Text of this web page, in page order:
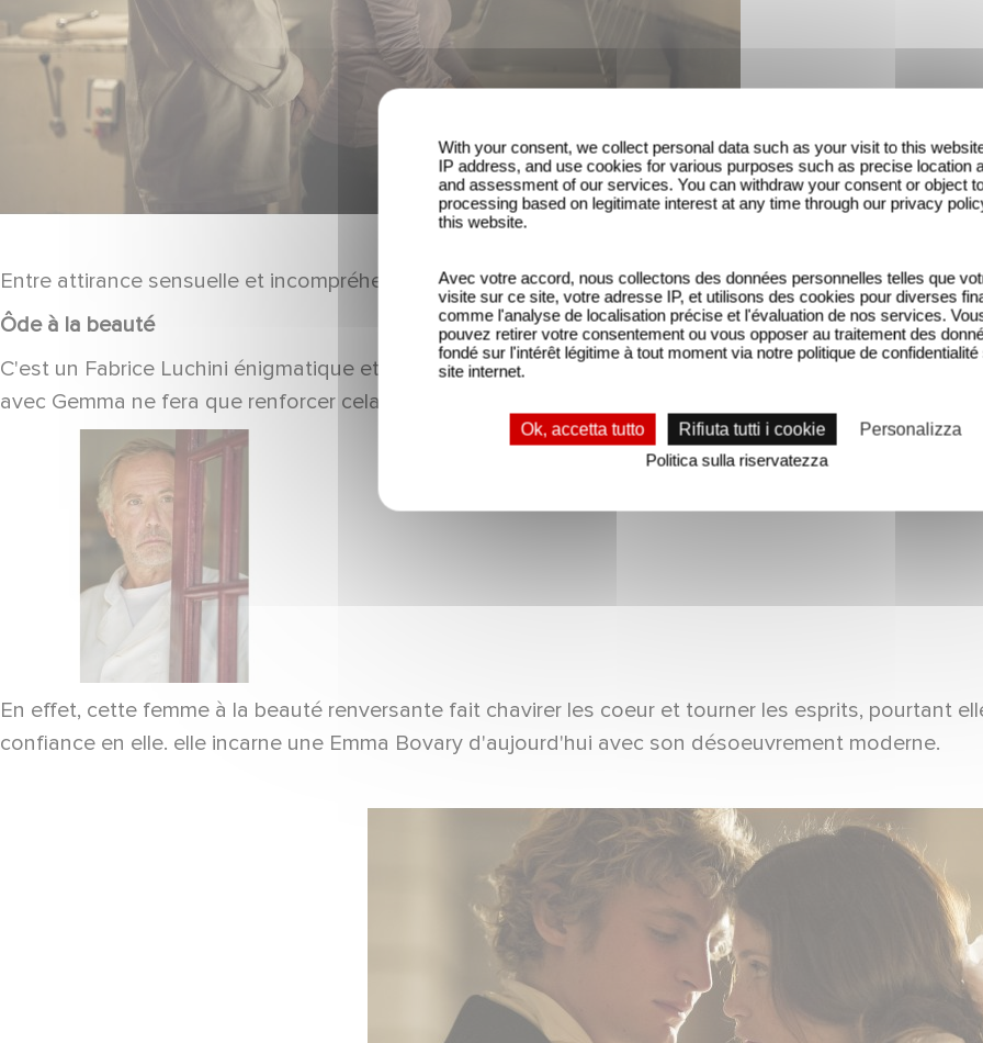
Entre attirance sensuelle et incompréhension, comment l'histoire de ces deux nouveaux personnages
Ôde à la beauté
C'est un Fabrice Luchini énigmatique et sensuel qui dès les premières minutes devient le narrateur
avec Gemma ne fera que renforcer cela.
En effet, cette femme à la beauté renversante fait chavirer les coeur et tourner les esprits, pourtant
confiance en elle. elle incarne une Emma Bovary d'aujourd'hui avec son désoeuvrement moderne.
With your consent, we collect personal data such as your visit to this
IP address, and use cookies for various purposes such as precise location
and assessment of our services. You can withdraw your consent or object
processing based on legitimate interest at any time through our privacy
this website.
Avec votre accord, nous collectons des données personnelles telles que
visite sur ce site, votre adresse IP, et utilisons des cookies pour diverses
comme l'analyse de localisation précise et l'évaluation de nos services.
pouvez retirer votre consentement ou vous opposer au traitement des
fondé sur l'intérêt légitime à tout moment via notre politique de
site internet.
Ok, accetta tutto Rifiuta tutti i cookie
Personalizza
Politica sulla riservatezza